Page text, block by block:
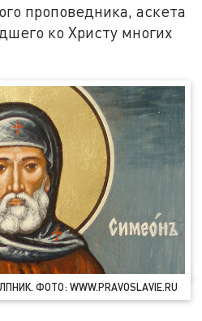
проповедника, аскета
ко Христу многих
ФОТО: WWW.PRAVOSLAVIE.RU